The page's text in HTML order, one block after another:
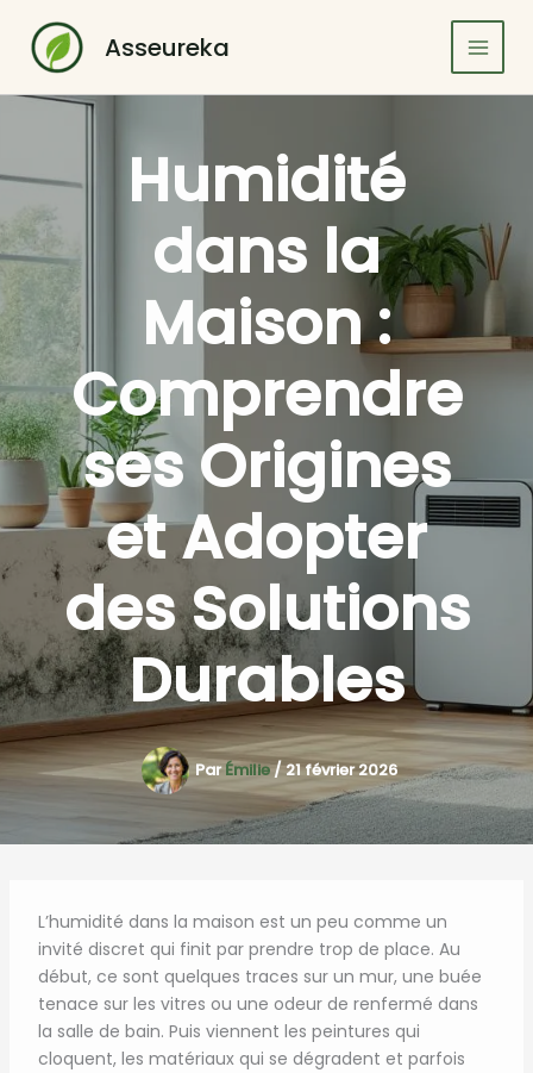
contenu
Asseureka
Humidité
dans la
Maison :
Comprendre
ses Origines
et Adopter
des Solutions
Durables
ParÉmilie/21 février 2026
L’humidité dans la maison est un peu comme un
invité discret qui finit par prendre trop de place. Au
début, ce sont quelques traces sur un mur, une buée
tenace sur les vitres ou une odeur de renfermé dans
la salle de bain. Puis viennent les peintures qui
cloquent, les matériaux qui se dégradent et parfois